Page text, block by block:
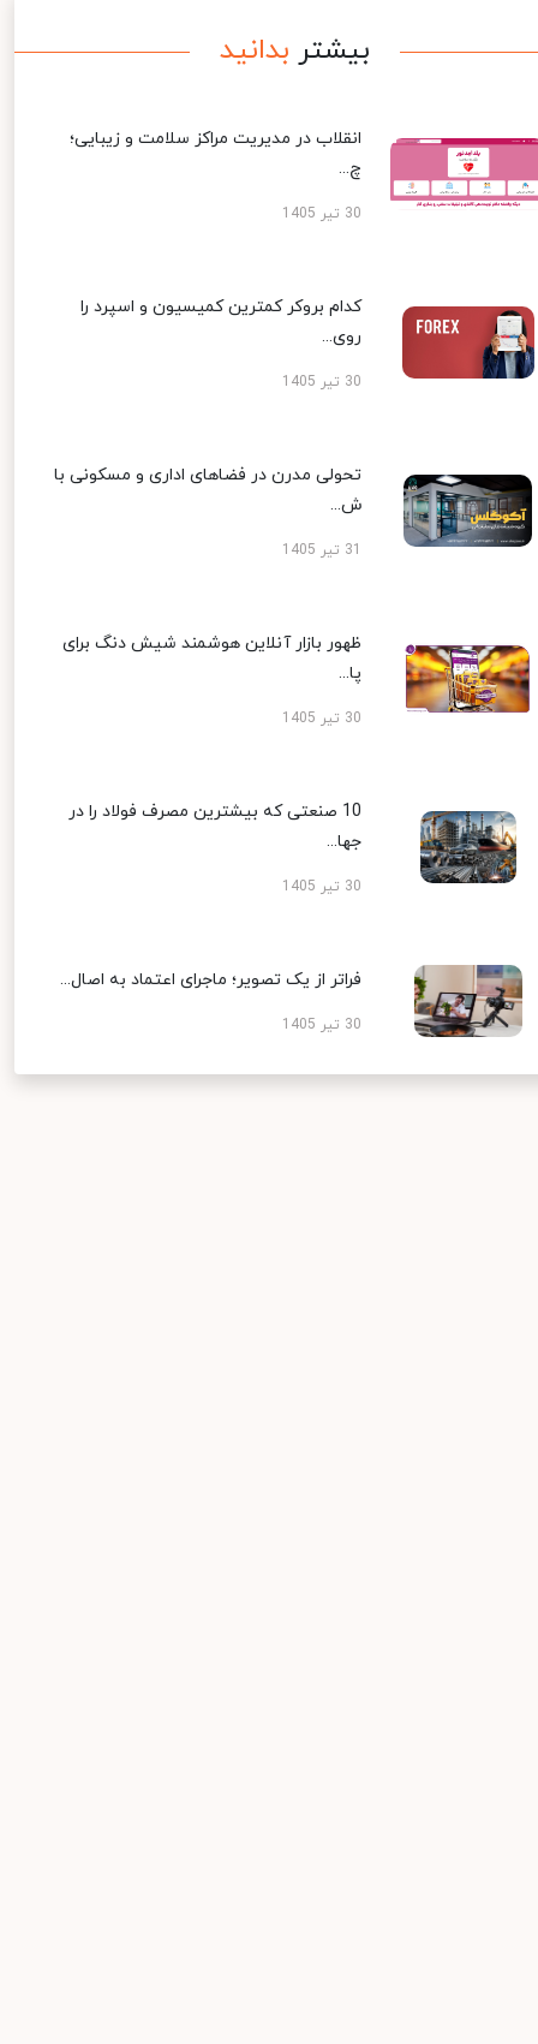
بیشتر بدانید
انقلاب در مدیریت مراکز سلامت و زیبایی؛
چ...
30 تیر 1405
کدام بروکر کمترین کمیسیون و اسپرد را
روی...
30 تیر 1405
تحولی مدرن در فضاهای اداری و مسکونی با
ش...
ظهور بازار آنلاین هوشمند شیش دنگ برای
پا...
30 تیر 1405
10 صنعتی که بیشترین مصرف فولاد را در
جها...
30 تیر 1405
فراتر از یک تصویر؛ ماجرای اعتماد به اصال...
30 تیر 1405